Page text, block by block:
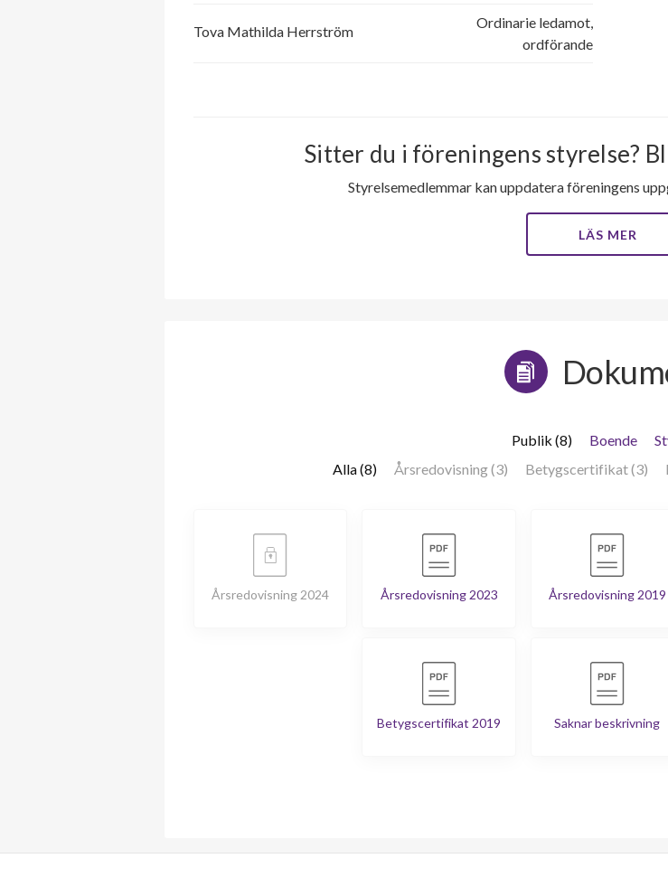
Tova Mathilda Herrström
Ordinarie ledamot,
ordförande
Sitter du i föreningens styrelse?
Styrelsemedlemmar kan uppdatera föreningens
LÄS MER
Publik (8) Boende
Alla (8)
Årsredovisning (3) Betygscertifikat (3)
Årsredovisning 2024 Årsredovisning 2023 Årsredovisning 2019
Betygscertifikat 2019 Saknar beskrivning